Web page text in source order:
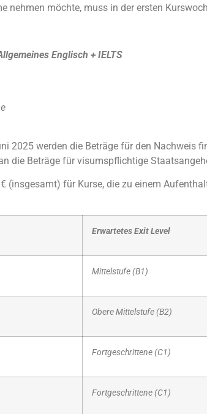
nehmen möchte, muss in der ersten
Englisch + IELTS
2025 werden die Beträge für den
die Beträge für visumspflichtige
(insgesamt) für Kurse, die zu einem
Erwartetes Exit Level
Mittelstufe (B1)
Obere Mittelstufe (B2)
Fortgeschrittene (C1)
Fortgeschrittene (C1)